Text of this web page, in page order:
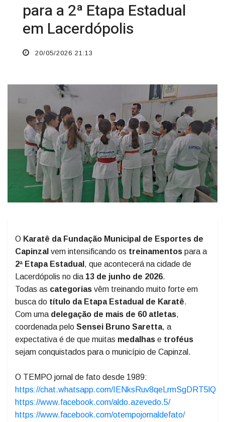
Karatê de Capinzal
intensifica treinamentos
para a 2ª Etapa Estadual
20/05/2026 21:13
OKaratê da Fundação Municipal de Esportes de
Capinzal vem intensificando ostreinamentospara a
2ª Etapa Estadual , que acontecerá na cidade de
Lacerdópolis no dia13 de junho de 2026.
Todas ascategoriasvêm treinando muito forte em
busca dotítulo da Etapa Estadual de Karatê.
Com umadelegação de mais de 60 atletas,
expectativa é de que muitasmedalhas
sejam conquistados para o município de Capinzal.
O TEMPO jornal de fato desde 1989: